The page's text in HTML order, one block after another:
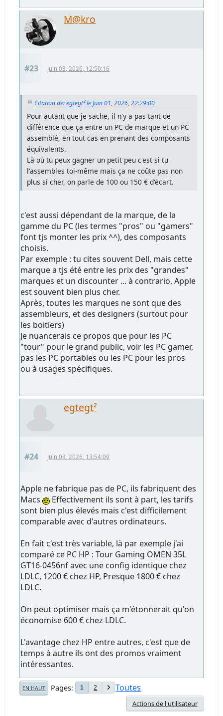
M@kro
#23 Juin 03, 2026, 12:50:16
Citation de: egtegt² le Juin 01, 2026, 22:29:00
Pour autant que je sache, il n'y a pas tant de
différence que ça entre un PC de marque et un PC
assemblé, en tout cas en prenant des composants
équivalents.
Là où tu peux gagner un petit peu c'est si tu
l'assembles toi-même mais ça ne coûte pas non
plus si cher, on parle de 100 ou 150 € d'écart.
c'est aussi dépendant de la marque, de la
gamme du PC (les termes "pros" ou "gamers"
font tjs monter les prix ^^), des composants
choisis.
Par exemple : tu cites souvent Dell, mais cette
marque a tjs été entre les prix des "grandes"
marques et un discounter ... à contrario, Apple
est souvent bien plus cher.
Après, toutes les marques ne sont que des
assembleurs, et des designers (surtout pour
les boitiers)
Je nuancerais ce propos que pour les PC
"tour" pour le grand public, voir les PC gamer,
pas les PC portables ou les PC pour les pros
ou à usages spécifiques.
egtegt²
#24 Juin 03, 2026, 13:54:09
Apple ne fabrique pas de PC, ils fabriquent des
Macs
Effectivement ils sont à part, les tarifs
sont bien plus élevés mais c'est difficilement
comparable avec d'autres ordinateurs.
En fait c'est très variable, là par exemple j'ai
comparé ce PC HP : Tour Gaming OMEN 35L
GT16-0456nf avec une config identique chez
LDLC, 1200 € chez HP, Presque 1800 € chez
LDLC.
On peut optimiser mais ça m'étonnerait qu'on
économise 600 € chez LDLC.
L'avantage chez HP entre autres, c'est que de
temps à autre ils ont des promos vraiment
intéressantes.
EN HAUT Pages 1 2 Toutes
Actions de l'utilisateur